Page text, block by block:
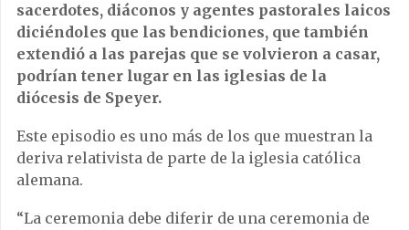
sacerdotes, diáconos y agentes pastorales laicos
diciéndoles que las bendiciones, que también
extendió a las parejas que se volvieron a casar,
podrían tener lugar en las iglesias de la
diócesis de Speyer.
Este episodio es uno más de los que muestran la
deriva relativista de parte de la iglesia católica
alemana.
“La ceremonia debe diferir de una ceremonia de